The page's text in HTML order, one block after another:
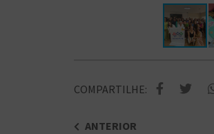
COMPARTILHE:
ANTERIOR